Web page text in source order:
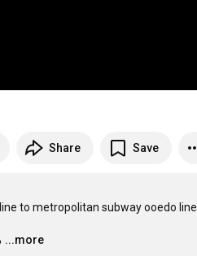
Share Save
to metropolitan subway ooedo line
...more